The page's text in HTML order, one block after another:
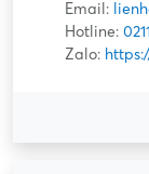
Email:
Hotline:
Zalo: